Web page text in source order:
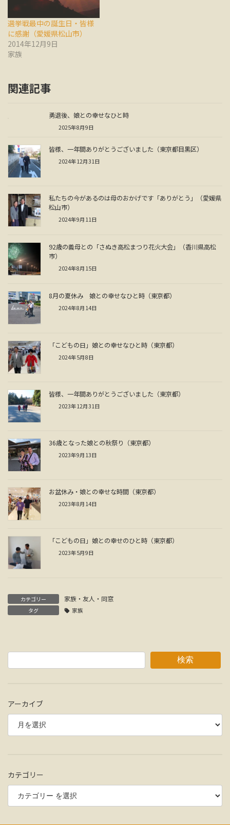
選挙戦最中の誕生日・皆様
に感謝（愛媛県松山市）
2014年12月9日
家族
関連記事
勇退後、娘との幸せなひと時
2025年8月9日
皆様、一年間ありがとうございました（東京都目黒区）
2024年12月31日
私たちの今があるのは母のおかげです「ありがとう」（愛媛県
松山市）
2024年9月11日
92歳の義母との「さぬき高松まつり花火大会」（香川県高松
市）
2024年8月15日
8月の夏休み 娘との幸せなひと時（東京都）
2024年8月14日
「こどもの日」娘との幸せなひと時（東京都）
2024年5月8日
皆様、一年間ありがとうございました（東京都）
2023年12月31日
36歳となった娘との秋祭り（東京都）
2023年9月13日
お盆休み・娘との幸せな時間（東京都）
2023年8月14日
「こどもの日」娘との幸せのひと時（東京都）
2023年5月9日
カテゴリー 家族・友人・同窓
タグ 家族
検索
アーカイブ
カテゴリー